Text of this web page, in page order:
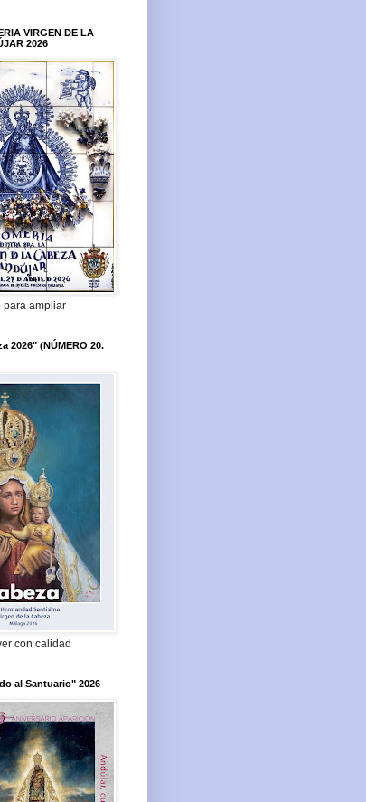
VIRGEN DE LA
2026
para ampliar
2026" (NÚMERO 20.
con calidad
al Santuario" 2026